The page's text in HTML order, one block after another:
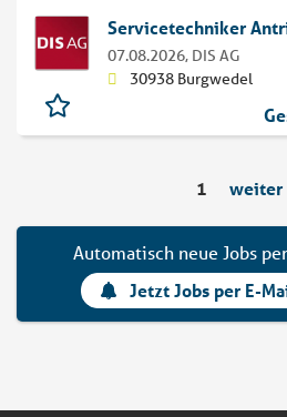
Servicetechniker
07.08.2026, DIS AG
30938 Burgwedel
1 weiter
Automatisch neue Jobs
Jetzt Jobs per E-